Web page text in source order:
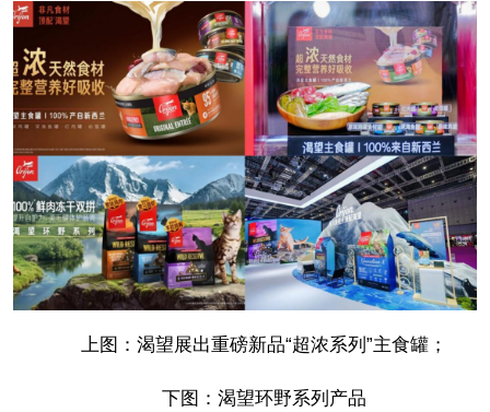
上图：渴望展出重磅新品“超浓系列”主食罐；
下图：渴望环野系列产品